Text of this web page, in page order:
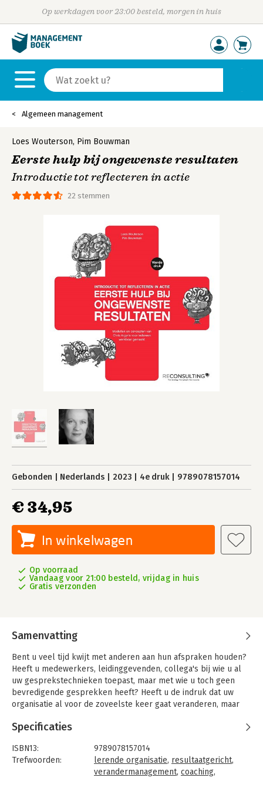
Op werkdagen voor 23:00 besteld, morgen in huis
Algemeen management
22 stemmen
Loes Wouterson, Pim Bouwman
Eerste hulp bij ongewenste resultaten
Introductie tot reflecteren in actie
Gebonden Nederlands 2023 4e druk 9789078157014
€ 34,95
In winkelwagen
Op voorraad
Vandaag voor 21:00 besteld, vrijdag in huis
Gratis verzonden
Samenvatting
Bent u veel tijd kwijt met anderen aan hun afspraken houden?
Heeft u medewerkers, leidinggevenden, collega's bij wie u al
uw gesprekstechnieken toepast, maar met wie u toch geen
bevredigende gesprekken heeft? Heeft u de indruk dat uw
organisatie al voor de zoveelste keer gaat veranderen, maar
soort ongewenste resultaten te bereiken?
Als je alles doet om dingen voor elkaar te krijgen en ook nog
goede intenties hebt, dan kan het frustrerend zijn dat er
problemen zijn die zich naar het schijnt niet laten oplossen, of
Specificaties
ISBN13:
9789078157014
Trefwoorden:
lerende organisatie, resultaatgericht,
verandermanagement, coaching,